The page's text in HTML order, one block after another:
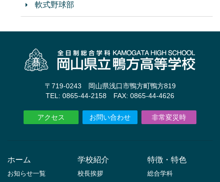
軟式野球部
〒719-0243 岡山県浅口市鴨方町鴨方819
TEL: 0865-44-2158 FAX: 0865-44-4626
アクセス お問い合わせ 非常変災時
ホーム
お知らせ一覧
学校紹介
校長挨拶
特徴・特色
総合学科